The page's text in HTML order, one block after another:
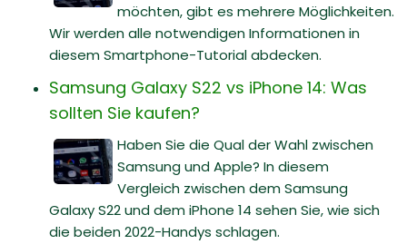
möchten, gibt es mehrere Möglichkeiten.
Wir werden alle notwendigen Informationen in
diesem Smartphone-Tutorial abdecken.
Samsung Galaxy S22 vs iPhone 14: Was
sollten Sie kaufen?
Haben Sie die Qual der Wahl zwischen
Samsung und Apple? In diesem
Vergleich zwischen dem Samsung
Galaxy S22 und dem iPhone 14 sehen Sie, wie sich
die beiden 2022-Handys schlagen.